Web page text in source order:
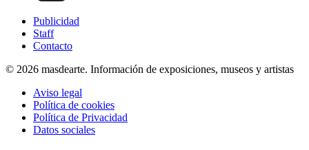
Publicidad
Staff
Contacto
© 2026 masdearte. Información de exposiciones, museos y artistas
Aviso legal
Política de cookies
Política de Privacidad
Datos sociales